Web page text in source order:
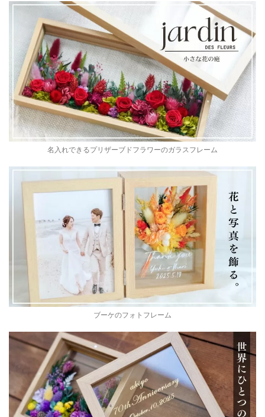
名入れできるプリザーブドフラワーのガラスフレーム
ブーケのフォトフレーム